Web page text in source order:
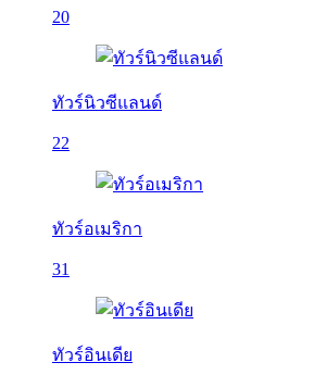
20
ทัวร์นิวซีแลนด์
22
ทัวร์อเมริกา
31
ทัวร์อินเดีย